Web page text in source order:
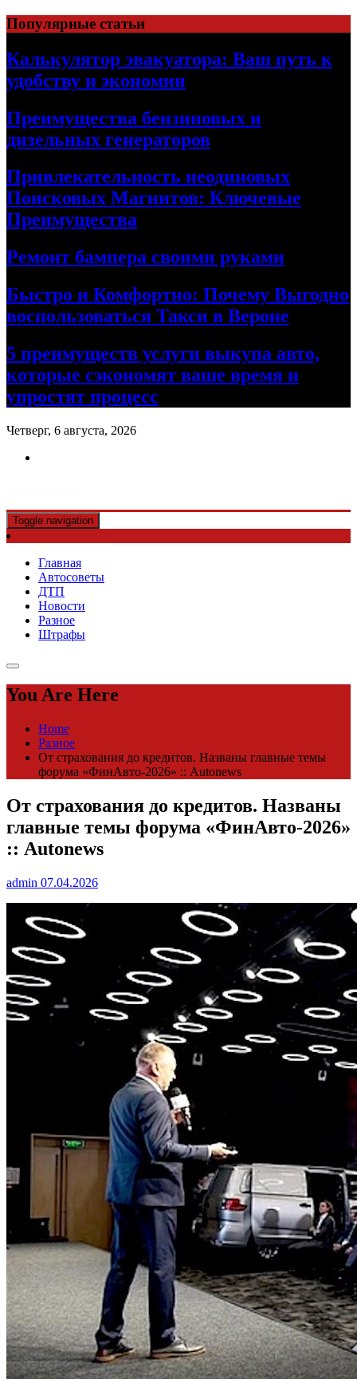
Skip
to
content
Популярные статьи
Калькулятор эвакуатора: Ваш путь к
удобству и экономии
Преимущества бензиновых и
дизельных генераторов
Привлекательность неодиновых
Поисковых Магнитов: Ключевые
Преимущества
Ремонт бампера своими руками
Быстро и Комфортно: Почему Выгодно
воспользоваться Такси в Вероне
5 преимуществ услуги выкупа авто,
которые сэкономят ваше время и
упростят процесс
Четверг, 6 августа, 2026
Toggle navigation
Главная
Автосоветы
ДТП
Новости
Разное
Штрафы
You Are Here
Home
Разное
От страхования до кредитов. Названы главные темы
форума «ФинАвто-2026» :: Autonews
От страхования до кредитов. Названы
главные темы форума «ФинАвто-2026»
:: Autonews
admin 07.04.2026